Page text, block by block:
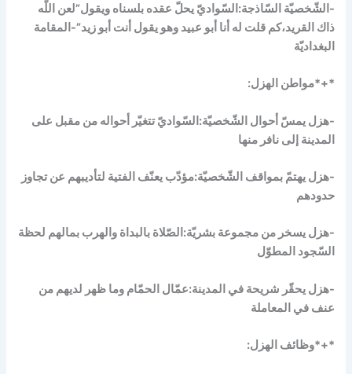
-الشّخصيّة السّاذجة:السّواديّ يحلّ عقده بلسناه ويقول”لعن اللّه
ذاك القريد،كم قلت له أنا أبو عبيد وهو يقول أنت أبو زيد”-المقامة
البغداديّة
*+*مواطن الهزل:
-هزل يمسّ أحوال الشّخصيّة:السّواديّ تتغيّر أحواله من مقبل على
المدينة إلى نافر منها
-هزل يهتمّ بمواقف الشّخصيّة:مؤدّب يعنّف الفتية لتأديبهم عن تجاوز
حدودهم
-هزل يسخر من مجموعة بشريّة:الصّلاة بالبداة والهرب بمالهم لحظة
السّجود المطوّل
-هزل يحقّر شريحة في المدينة:عمّال الحمّام وما ظهر لديهم من
عنف في المعاملة
*+*وظائف الهزل: